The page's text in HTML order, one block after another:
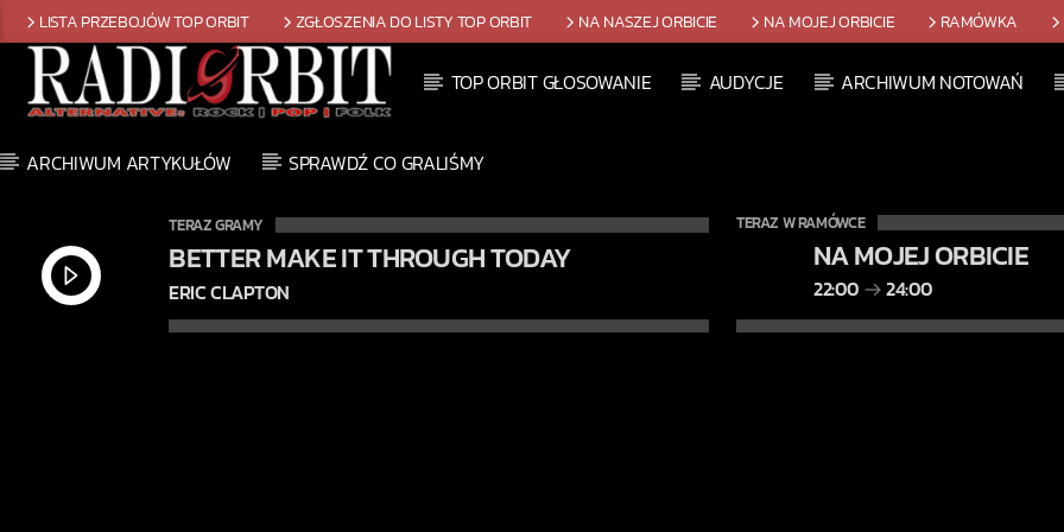
LISTA PRZEBOJÓW TOP ORBIT ZGŁOSZENIA DO LISTY TOP ORBIT NA NASZEJ ORBICIE NA MOJEJ ORBICIE RAMÓWKA
TOP ORBIT GŁOSOWANIE AUDYCJE ARCHIWUM NOTOWAŃ
ARCHIWUM ARTYKUŁÓW SPRAWDŹ CO GRALIŚMY
TERAZ GRAMY
BETTER MAKE IT THROUGH TODAY
ERIC CLAPTON
TERAZ W RAMÓWCE
NA MOJEJ ORBICIE
22:00 24:00